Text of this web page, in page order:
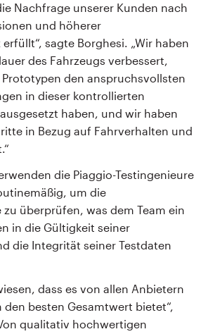
Nachfrage unserer Kunden nach
und höherer
sagte Borghesi. „Wir haben
des Fahrzeugs verbessert,
den anspruchsvollsten
in dieser kontrollierten
haben, und wir haben
in Bezug auf Fahrverhalten und
die Piaggio-Testingenieure
um die
überprüfen, was dem Team ein
in die Gültigkeit seiner
die Integrität seiner Testdaten
dass es von allen Anbietern
besten Gesamtwert bietet“,
qualitativ hochwertigen